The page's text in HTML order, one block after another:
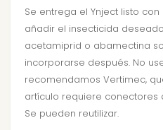
Se entrega el Ynject listo
añadir el insecticida
acetamiprid o abamectina
incorporarse después. No
recomendamos Vertimec,
artículo requiere conectores
Se pueden reutilizar.